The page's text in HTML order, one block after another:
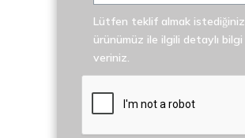
Lütfen teklif almak istediğiniz
ürünümüz ile ilgili detaylı bilgi
veriniz.